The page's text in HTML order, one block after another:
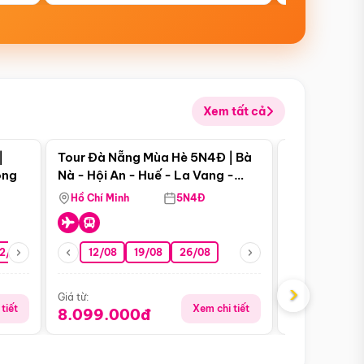
Xem tất cả
08 26/08 05/09 09/09 12/09
tiết
Điểm nổi bật
Tour Đà Nẵng Mùa Hè 5N4Đ | Bà
Nà - Hội An - Huế - La Vang -
Động Thiên Đường
Hồ Chí Minh 5N4Đ
12/08 19/08 26/08
Giá từ:
8.099.000đ Xem chi tiết
Giá từ:
›